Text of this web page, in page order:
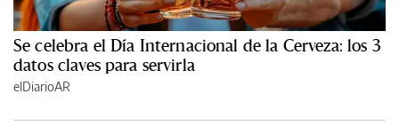
Se celebra el Día Internacional de la Cerveza: los 3
datos claves para servirla
elDiarioAR